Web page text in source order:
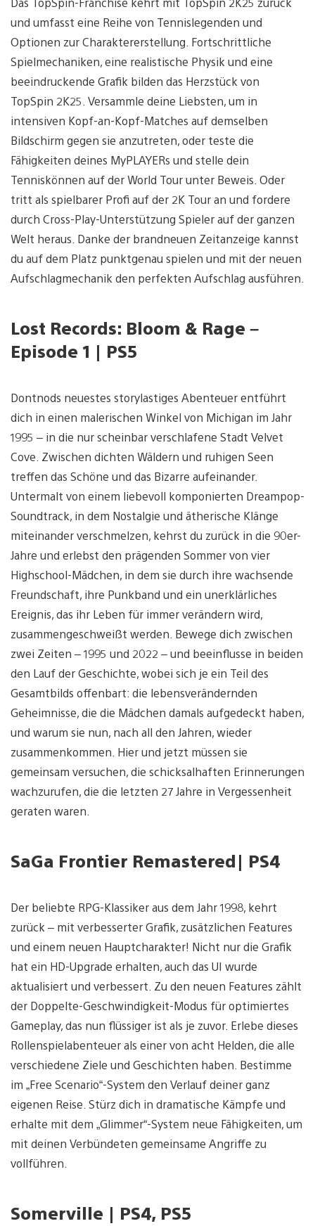
und umfasst eine Reihe von Tennislegenden und
Optionen zur Charaktererstellung. Fortschrittliche
Spielmechaniken, eine realistische Physik und eine
beeindruckende Grafik bilden das Herzstück von
TopSpin 2K25. Versammle deine Liebsten, um in
intensiven Kopf-an-Kopf-Matches auf demselben
Bildschirm gegen sie anzutreten, oder teste die
Fähigkeiten deines MyPLAYERs und stelle dein
Tenniskönnen auf der World Tour unter Beweis. Oder
tritt als spielbarer Profi auf der 2K Tour an und fordere
durch Cross-Play-Unterstützung Spieler auf der ganzen
Welt heraus. Danke der brandneuen Zeitanzeige kannst
du auf dem Platz punktgenau spielen und mit der neuen
Aufschlagmechanik den perfekten Aufschlag ausführen.
Lost Records: Bloom & Rage –
Episode 1 | PS5
Dontnods neuestes storylastiges Abenteuer entführt
dich in einen malerischen Winkel von Michigan im Jahr
1995 – in die nur scheinbar verschlafene Stadt Velvet
Cove. Zwischen dichten Wäldern und ruhigen Seen
treffen das Schöne und das Bizarre aufeinander.
Untermalt von einem liebevoll komponierten Dreampop-
Soundtrack, in dem Nostalgie und ätherische Klänge
miteinander verschmelzen, kehrst du zurück in die 90er-
Jahre und erlebst den prägenden Sommer von vier
Highschool-Mädchen, in dem sie durch ihre wachsende
Freundschaft, ihre Punkband und ein unerklärliches
Ereignis, das ihr Leben für immer verändern wird,
zusammengeschweißt werden. Bewege dich zwischen
zwei Zeiten – 1995 und 2022 – und beeinflusse in beiden
den Lauf der Geschichte, wobei sich je ein Teil des
Gesamtbilds offenbart: die lebensverändernden
Geheimnisse, die die Mädchen damals aufgedeckt haben,
und warum sie nun, nach all den Jahren, wieder
zusammenkommen. Hier und jetzt müssen sie
gemeinsam versuchen, die schicksalhaften Erinnerungen
wachzurufen, die die letzten 27 Jahre in Vergessenheit
geraten waren.
SaGa Frontier Remastered| PS4
Der beliebte RPG-Klassiker aus dem Jahr 1998, kehrt
zurück – mit verbesserter Grafik, zusätzlichen Features
und einem neuen Hauptcharakter! Nicht nur die Grafik
hat ein HD-Upgrade erhalten, auch das UI wurde
aktualisiert und verbessert. Zu den neuen Features zählt
der Doppelte-Geschwindigkeit-Modus für optimiertes
Gameplay, das nun flüssiger ist als je zuvor. Erlebe dieses
Rollenspielabenteuer als einer von acht Helden, die alle
verschiedene Ziele und Geschichten haben. Bestimme
im „Free Scenario“-System den Verlauf deiner ganz
eigenen Reise. Stürz dich in dramatische Kämpfe und
erhalte mit dem „Glimmer“-System neue Fähigkeiten, um
mit deinen Verbündeten gemeinsame Angriffe zu
vollführen.
Somerville | PS4, PS5